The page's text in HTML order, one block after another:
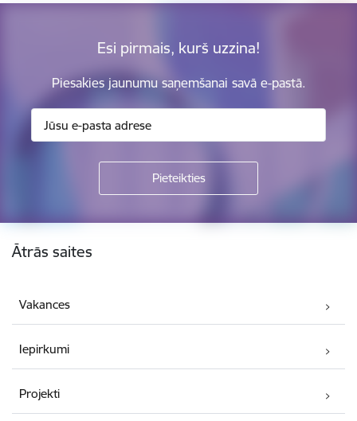
Esi pirmais, kurš uzzina!
Piesakies jaunumu saņemšanai savā e-pastā.
Kājene
Ātrās saites
Vakances
Iepirkumi
Projekti